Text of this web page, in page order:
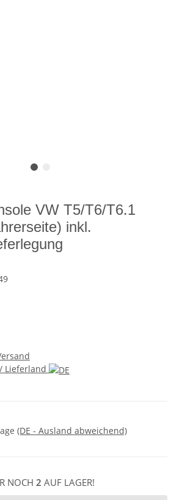
VW T5/T6/T6.1
inkl.
Lieferland
(DE - Ausland abweichend)
NOCH 2 AUF LAGER!